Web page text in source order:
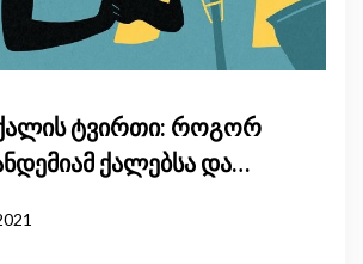
ტვირთი: როგორ
ქალებსა და
და რატომაა ეს